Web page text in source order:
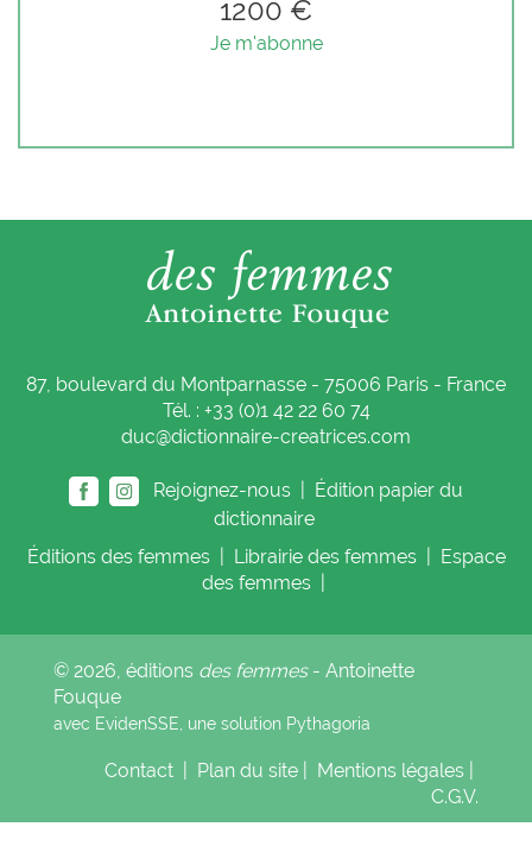
1200 €
Je m'abonne
87, boulevard du Montparnasse - 75006 Paris - France
Tél. : +33 (0)1 42 22 60 74
duc@dictionnaire-creatrices.com
Rejoignez-nous |
Édition papier du
dictionnaire
Éditions des femmes Librairie des femmes
Espace
des femmes
© 2026, éditions des femmes- Antoinette
Fouque
avec EvidenSSE, une solution Pythagoria
Contact Plan du site Mentions légales
C.G.V.